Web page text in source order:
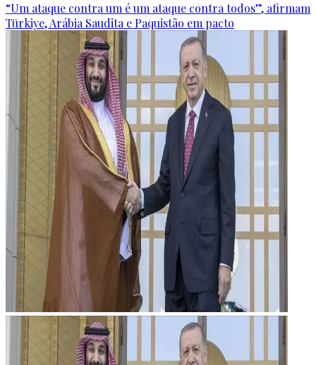
“Um ataque contra um é um ataque contra todos”, afirmam
Türkiye, Arábia Saudita e Paquistão em pacto